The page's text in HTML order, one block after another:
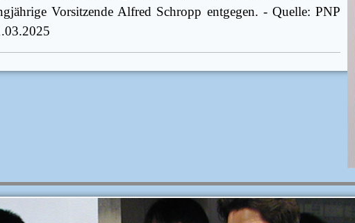
Vorsitzende Alfred Schropp entgegen. - Quelle: PNP